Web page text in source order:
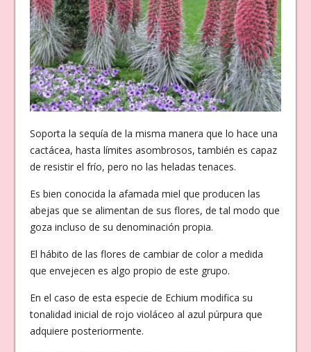
Soporta la sequía de la misma manera que lo hace una
cactácea, hasta límites asombrosos, también es capaz
de resistir el frío, pero no las heladas tenaces.
Es bien conocida la afamada miel que producen las
abejas que se alimentan de sus flores, de tal modo que
goza incluso de su denominación propia.
El hábito de las flores de cambiar de color a medida
que envejecen es algo propio de este grupo.
En el caso de esta especie de Echium modifica su
tonalidad inicial de rojo violáceo al azul púrpura que
adquiere posteriormente.